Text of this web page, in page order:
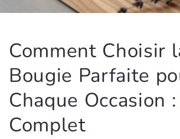
Comment Choisir
Bougie Parfaite
Chaque Occasion
Complet